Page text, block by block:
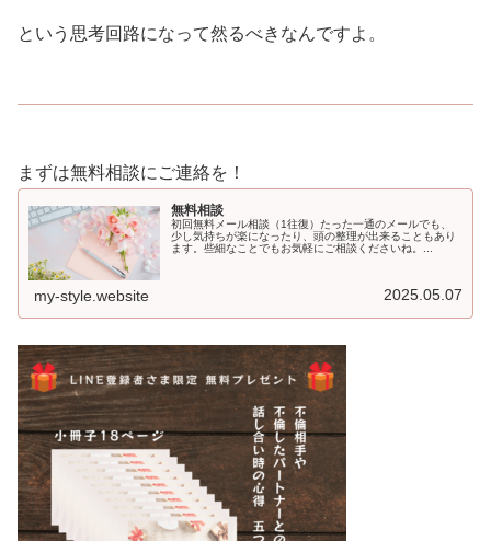
という思考回路になって然るべきなんですよ。
まずは無料相談にご連絡を！
無料相談
初回無料メール相談（1往復）たった一通のメールでも、
少し気持ちが楽になったり、頭の整理が出来ることもあり
ます。些細なことでもお気軽にご相談くださいね。...
my-style.website 2025.05.07